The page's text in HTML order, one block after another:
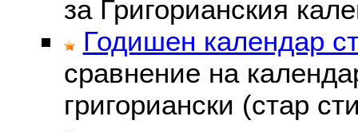
за Григорианския
Годишен календар
сравнение на
григориански (стар